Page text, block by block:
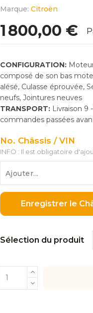
Marque: Citroën
1 800,00 €
CONFIGURATION:
composé de son bas
alésé, Culasse éprouvée,
neufs, Jointures neuves
TRANSPORT: Livraison 9
commandes passées
No. Châssis / VIN
INFO : Il est obligatoire
Enregistrer le
Sélection du produit